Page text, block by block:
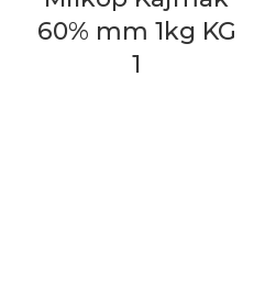
60% mm 1kg KG
1